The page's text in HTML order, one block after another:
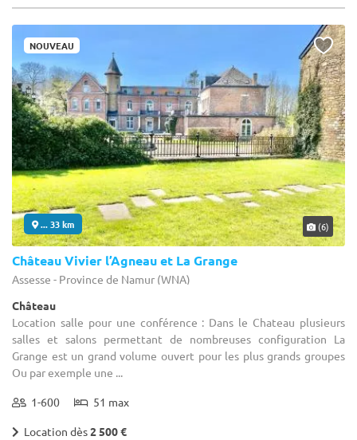
NOUVEAU
... 33 km (6)
Château Vivier l’Agneau et La Grange
Assesse - Province de Namur (WNA)
Château
Location salle pour une conférence : Dans le Chateau plusieurs
salles et salons permettant de nombreuses configuration La
Grange est un grand volume ouvert pour les plus grands groupes
Ou par exemple une ...
1-600 51 max
Location dès2 500 €